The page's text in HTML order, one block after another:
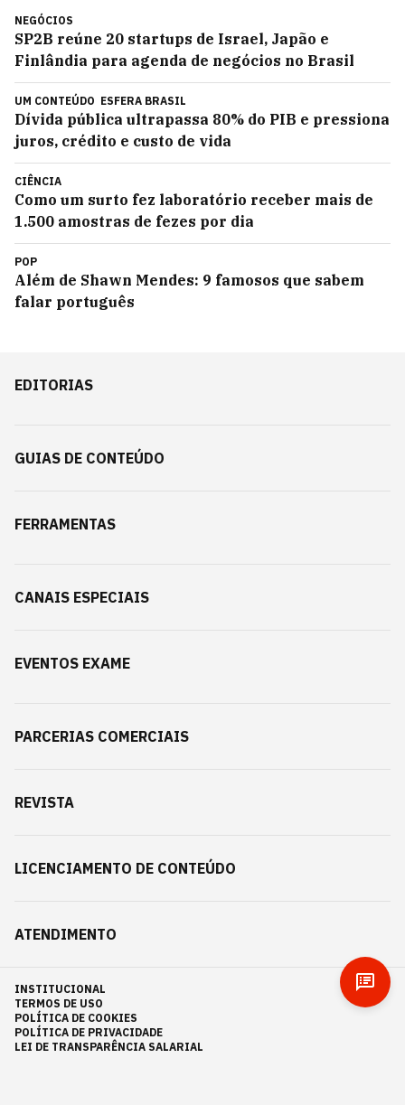
NEGÓCIOS
SP2B reúne 20 startups de Israel, Japão e
Finlândia para agenda de negócios no Brasil
UM CONTEÚDO ESFERA BRASIL
Dívida pública ultrapassa 80% do PIB e pressiona
juros, crédito e custo de vida
CIÊNCIA
Como um surto fez laboratório receber mais de
1.500 amostras de fezes por dia
POP
Além de Shawn Mendes: 9 famosos que sabem
falar português
EDITORIAS
GUIAS DE CONTEÚDO
FERRAMENTAS
CANAIS ESPECIAIS
EVENTOS EXAME
PARCERIAS COMERCIAIS
REVISTA
LICENCIAMENTO DE CONTEÚDO
ATENDIMENTO
INSTITUCIONAL
TERMOS DE USO
POLÍTICA DE COOKIES
POLÍTICA DE PRIVACIDADE
LEI DE TRANSPARÊNCIA SALARIAL